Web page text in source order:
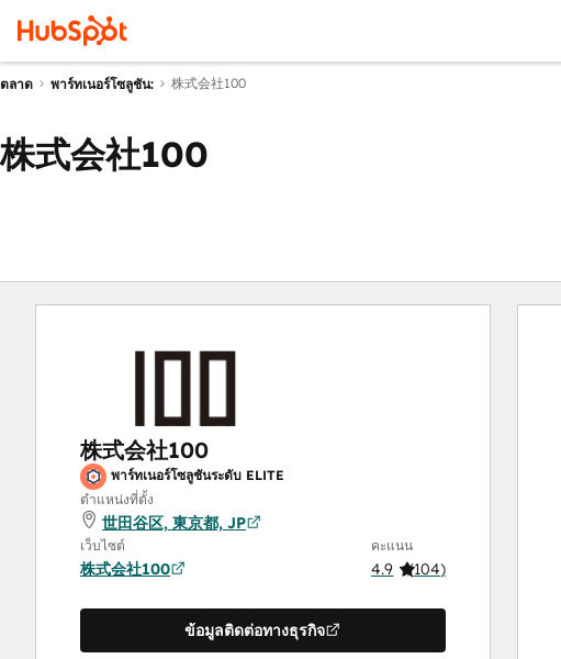
ตลาด พาร์ทเนอร์โซลูชัน: 株式会社100
株式会社100
株式会社100
พาร์ทเนอร์โซลูชันระดับ ELITE
ตำแหน่งที่ตั้ง
世田谷区, 東京都, JP
เว็บไซต์
株式会社100
คะแนน
4.9 (104)
ข้อมูลติดต่อทางธุรกิจ